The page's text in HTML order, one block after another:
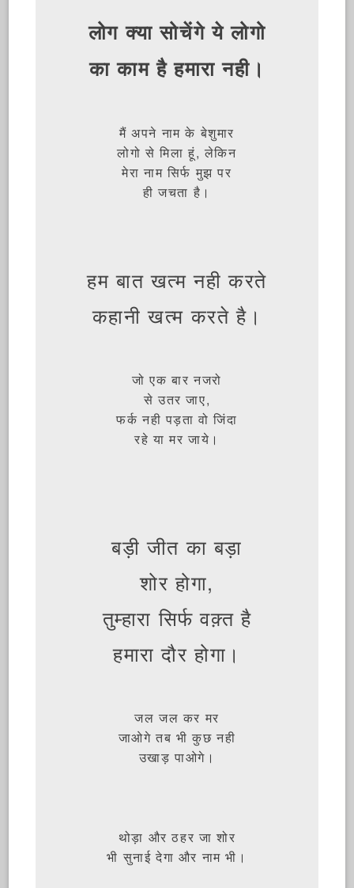
लोग क्या सोचेंगे ये लोगो
का काम है हमारा नही।
मैं अपने नाम के बेशुमार
लोगो से मिला हूं, लेकिन
मेरा नाम सिर्फ मुझ पर
ही जचता है।
हम बात खत्म नही करते
कहानी खत्म करते है।
जो एक बार नजरो
से उतर जाए,
फर्क नही पड़ता वो जिंदा
रहे या मर जाये।
बड़ी जीत का बड़ा
शोर होगा,
तुम्हारा सिर्फ वक़्त है
हमारा दौर होगा।
जल जल कर मर
जाओगे तब भी कुछ नही
उखाड़ पाओगे।
थोड़ा और ठहर जा शोर
भी सुनाई देगा और नाम भी।